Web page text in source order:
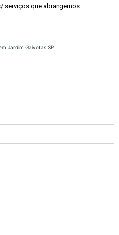
serviços que abrangemos
Jardim Gaivotas SP